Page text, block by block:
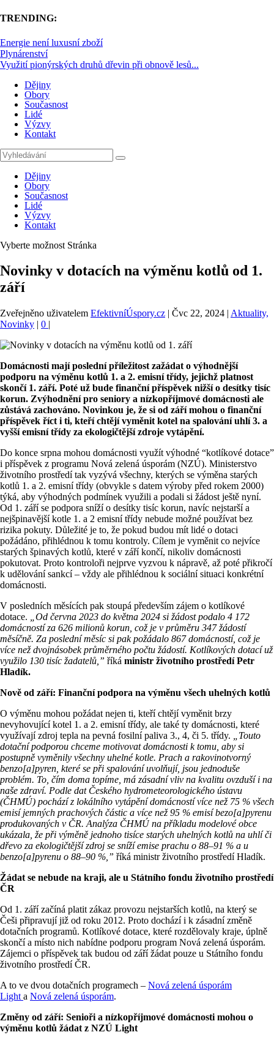
TRENDING:
Energie není luxusní zboží
Plynárenství
Využití pionýrských druhů dřevin při obnově lesů...
Dějiny
Obory
Současnost
Lidé
Výzvy
Kontakt
Dějiny
Obory
Současnost
Lidé
Výzvy
Kontakt
Vyberte možnost Stránka
Novinky v dotacích na výměnu kotlů od 1.
září
Zveřejněno uživatelem EfektivníÚspory.cz | Čvc 22, 2024 | Aktuality,
Novinky | 0 |
Domácnosti mají poslední příležitost zažádat o výhodnější
podporu na výměnu kotlů 1. a 2. emisní třídy, jejichž platnost
skončí 1. září. Poté už bude finanční příspěvek nižší o desítky tisíc
korun. Zvýhodnění pro seniory a nízkopříjmové domácnosti ale
zůstává zachováno. Novinkou je, že si od září mohou o finanční
příspěvek říct i ti, kteří chtějí vyměnit kotel na spalování uhlí 3. a
vyšší emisní třídy za ekologičtější zdroje vytápění.
Do konce srpna mohou domácnosti využít výhodné “kotlíkové dotace”
i příspěvek z programu Nová zelená úsporám (NZÚ). Ministerstvo
životního prostředí tak vyzývá všechny, kterých se výměna starých
kotlů 1. a 2. emisní třídy (obvykle s datem výroby před rokem 2000)
týká, aby výhodných podmínek využili a podali si žádost ještě nyní.
Od 1. září se podpora sníží o desítky tisíc korun, navíc nejstarší a
nejšpinavější kotle 1. a 2 emisní třídy nebude možné používat bez
rizika pokuty. Důležité je to, že pokud budou mít lidé o dotaci
požádáno, přihlédnou k tomu kontroly. Cílem je vyměnit co nejvíce
starých špinavých kotlů, které v září končí, nikoliv domácnosti
pokutovat. Proto kontroloři nejprve vyzvou k nápravě, až poté přikročí
k udělování sankcí – vždy ale přihlédnou k sociální situaci konkrétní
domácnosti.
V posledních měsících pak stoupá především zájem o kotlíkové
dotace.
„Od června 2023 do května 2024 si žádost podalo 4 172
domácností za 626 milionů korun, což je v průměru 347 žádostí
měsíčně. Za poslední měsíc si pak požádalo 867 domácností, což je
více než dvojnásobek průměrného počtu žádostí. Kotlíkových dotací už
využilo 130 tisíc žadatelů,” říká ministr životního prostředí Petr
Hladík.
Nově od září: Finanční podpora na výměnu všech uhelných kotlů
O výměnu mohou požádat nejen ti, kteří chtějí vyměnit brzy
nevyhovující kotel 1. a 2. emisní třídy, ale také ty domácnosti, které
využívají zdroj tepla na pevná fosilní paliva 3., 4, či 5. třídy.
„Touto
dotační podporou chceme motivovat domácnosti k tomu, aby si
postupně vyměnily všechny uhelné kotle. Prach a rakovinotvorný
benzo[a]pyren, které se při spalování uvolňují, jsou jednoduše
problém. To, čím doma topíme, má zásadní vliv na kvalitu ovzduší i na
naše zdraví. Podle dat Českého hydrometeorologického ústavu
(ČHMÚ) pochází z lokálního vytápění domácností více než 75 % všech
emisí jemných prachových částic a více než 95 % emisí bezo[a]pyrenu
produkovaných v ČR. Analýza ČHMÚ na příkladu modelové obce
ukázala, že při výměně jednoho tisíce starých uhelných kotlů na uhlí či
dřevo za ekologičtější zdroj se sníží emise prachu o 88–91 % a u
benzo[a]pyrenu o 88–90 %,” říká ministr životního prostředí Hladík.
Žádat se nebude na kraji, ale u Státního fondu životního prostředí
ČR
Od 1. září začíná platit zákaz provozu nejstarších kotlů, na který se
Češi připravují již od roku 2012. Proto dochází i k zásadní změně
dotačních programů. Kotlíkové dotace, které rozdělovaly kraje, úplně
skončí a místo nich nabídne podporu program Nová zelená úsporám.
Zájemci o příspěvek tak budou od září žádat pouze u Státního fondu
životního prostředí ČR.
A to ve dvou dotačních programech – Nová zelená úsporám
Light a Nová zelená úsporám.
Změny od září: Senioři a nízkopříjmové domácnosti mohou o
výměnu kotlů žádat z NZÚ Light